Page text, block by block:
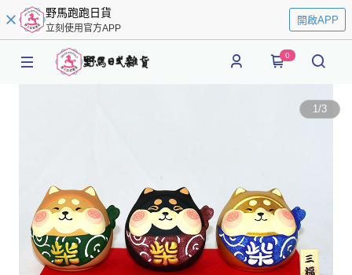
野馬跑跑日貨
立刻使用官方APP
開啟APP
0
1/3